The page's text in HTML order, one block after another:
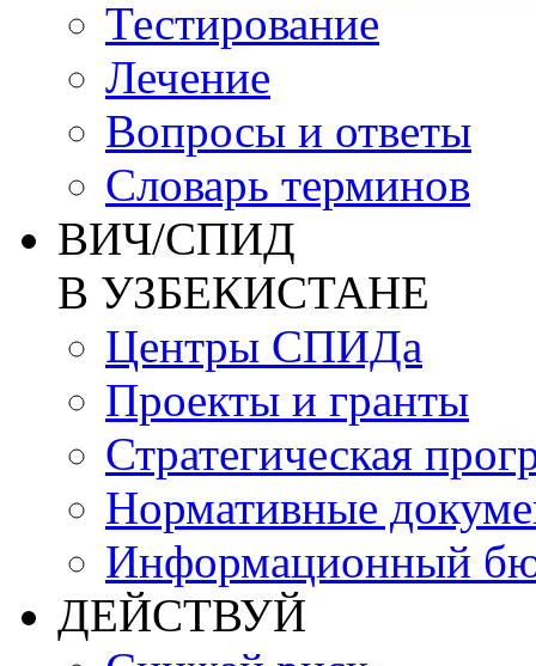
Тестирование
Лечение
Вопросы и ответы
Словарь терминов
ВИЧ/СПИД
В УЗБЕКИСТАНЕ
Центры СПИДа
Проекты и гранты
Стратегическая
Нормативные
Информационный
ДЕЙСТВУЙ